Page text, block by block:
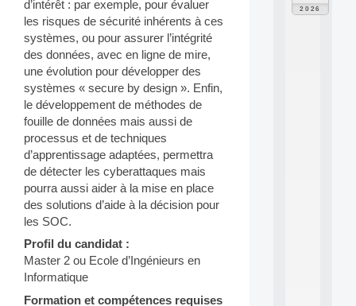
d’intérêt : par exemple, pour évaluer
les risques de sécurité inhérents à ces
systèmes, ou pour assurer l’intégrité
des données, avec en ligne de mire,
une évolution pour développer des
systèmes « secure by design ». Enfin,
le développement de méthodes de
fouille de données mais aussi de
processus et de techniques
d’apprentissage adaptées, permettra
de détecter les cyberattaques mais
pourra aussi aider à la mise en place
des solutions d’aide à la décision pour
les SOC.
Profil du candidat :
Master 2 ou Ecole d’Ingénieurs en
Informatique
Formation et compétences requises
2026